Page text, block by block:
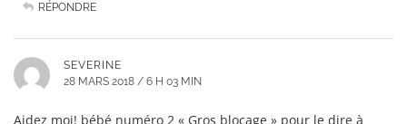
RÉPONDRE
SEVERINE
28 MARS 2018 / 6 H 03 MIN
Aidez moi! bébé numéro 2 « Gros blocage » pour le dire à